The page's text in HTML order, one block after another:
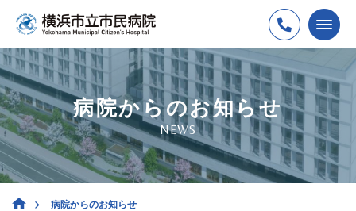
病院からのお知らせ
NEWS
病院からのお知らせ